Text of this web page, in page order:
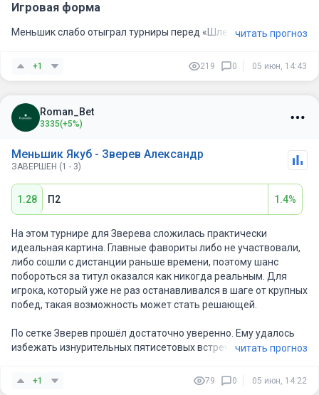
Игровая форма
Меньшик слабо отыграл турниры перед «Шлемом», и нельзя
очень качественными. Однако четвёртый круг и
Минора, Рублёва и Фонсеку.
Зверев традиционно высокий уровень показывает от турнира
лишь одну партию, последовательно пройдя Бонзи, Махача,
Али, Де Йонга и Ходара.
Личные встречи
Парни единственный раз сыграли в нынешнем сезоне - в
апреле на стадии 1/8 финала грунтового турнира АТР 1000 в
Мадриде Александр был сильнее 2:1 (6-4, 6-7, 6-3).
Рейтинг игроков
Зверев находится на третьей позиции в рейтинге АТР, и
максимально Александр забирался на вторую строчку (июнь
2022-го года). Меньшик — 27-я ракетка планеты. Наивысший
рейтинг чеха — 12-я позиция (март 2026-го). У Якуба в
читать прогноз
+1 219 0 05 июн, 14:43
Roman_Bet
3335(+5%)
Меньшик Якуб - Зверев Александр
ЗАВЕРШЕН (1 - 3)
1.28 П2 1.4%
На этом турнире для Зверева сложилась практически
идеальная картина. Главные фавориты либо не участвовали,
либо сошли с дистанции раньше времени, поэтому шанс
побороться за титул оказался как никогда реальным. Для
игрока, который уже не раз останавливался в шаге от крупных
побед, такая возможность может стать решающей.
По сетке Зверев прошёл достаточно уверенно. Ему удалось
избежать изнурительных пятисетовых встреч, благодаря
сил. В поединке против молодого и амбициозного соперника
он показал максимальную концентрацию и дал понять, что не
читать прогноз
+1 79 0 05 июн, 14:22